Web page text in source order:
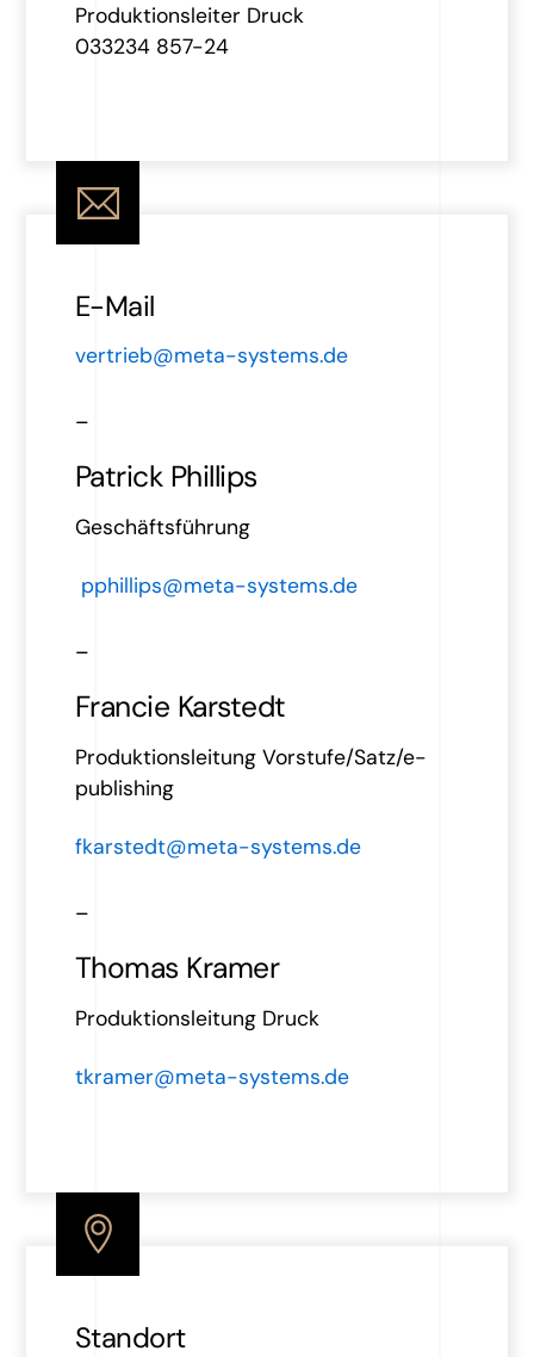
Produktionsleiter Druck
033234 857-24
E-Mail
vertrieb@meta-systems.de
Patrick Phillips
Geschäftsführung
pphillips@meta-systems.de
Francie Karstedt
Produktionsleitung Vorstufe/Satz/e-
publishing
fkarstedt@meta-systems.de
Thomas Kramer
Produktionsleitung Druck
tkramer@meta-systems.de
Standort